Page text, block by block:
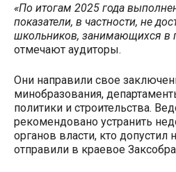
«По итогам 2025 года
показатели, в частности, не
школьников, занимающихся в
отмечают аудиторы.
Они направили свое
минобразования,
политики и строительства.
рекомендовано устранить
органов власти, кто
отправили в краевое